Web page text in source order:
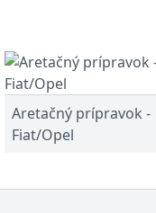
Aretačný prípravok -
Fiat/Opel